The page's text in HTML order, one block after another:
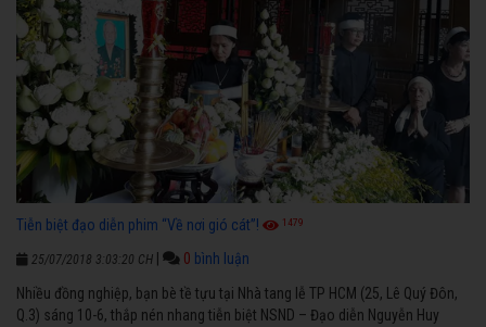
Tiễn biệt đạo diễn phim “Về nơi gió cát”! 1479
25/07/2018 3:03:20 CH 0 bình luận
Nhiều đồng nghiệp, bạn bè tề tựu tại Nhà tang lễ TP HCM (25, Lê Quý Đôn,
Q.3) sáng 10-6, thắp nén nhang tiễn biệt NSND – Đạo diễn Nguyễn Huy